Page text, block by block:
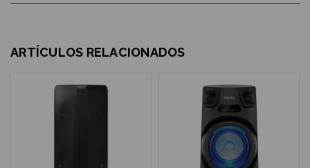
ARTÍCULOS RELACIONADOS